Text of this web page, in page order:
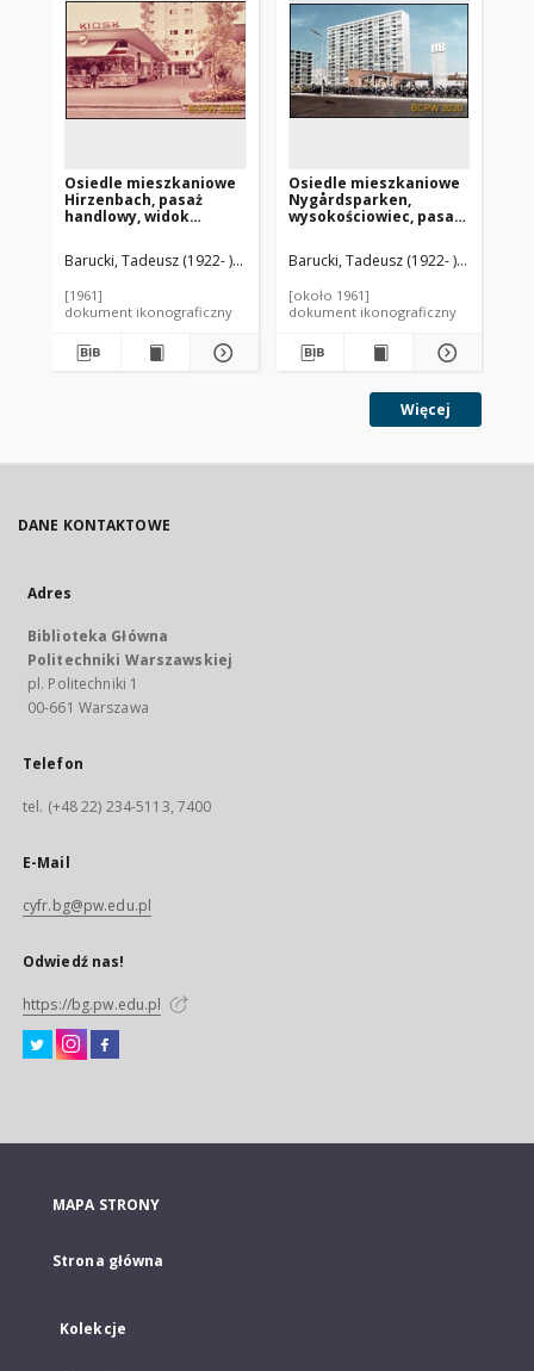
Osiedle mieszkaniowe
Hirzenbach, pasaż
handlowy, widok
Szwajcaria
Barucki, Tadeusz (1922- ). Fotograf
[1961]
dokument ikonograficzny
Osiedle mieszkaniowe
Nygårdsparken,
wysokościowiec, pasaż
rowerowy, Kopenhaga,
Dania
Barucki, Tadeusz (1922- ). Fotograf
[około 1961]
dokument ikonograficzny
Więcej
DANE KONTAKTOWE
Adres
Biblioteka Główna
Politechniki Warszawskiej
pl. Politechniki 1
00-661 Warszawa
Telefon
tel. (+48 22) 234-5113, 7400
E-Mail
cyfr.bg@pw.edu.pl
Odwiedź nas!
https://bg.pw.edu.pl
MAPA STRONY
Strona główna
Kolekcje